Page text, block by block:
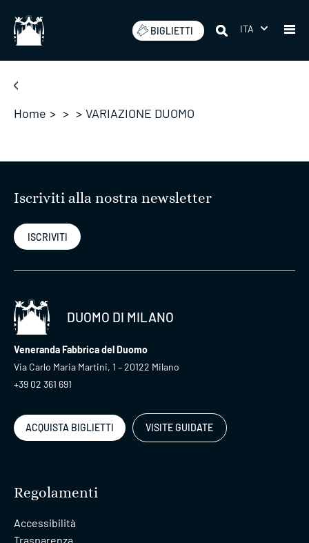
BIGLIETTI ITA
Home > > > VARIAZIONE DUOMO
Iscriviti alla nostra newsletter
ISCRIVITI
DUOMO DI MILANO
Veneranda Fabbrica del Duomo
Via Carlo Maria Martini, 1 – 20122 Milano
+39 02 361 691
ACQUISTA BIGLIETTI VISITE GUIDATE
Regolamenti
Accessibilità
Trasparenza